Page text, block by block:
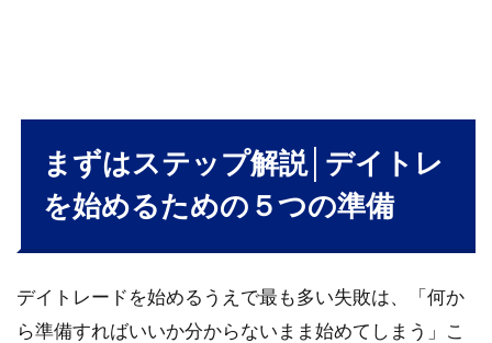
1.1
① ト
レー
ドス
決め
まずはステップ解説│デイトレ
を始めるための５つの準備
デイトレードを始めるうえで最も多い失敗は、「何か
ら準備すればいいか分からないまま始めてしまう」こ